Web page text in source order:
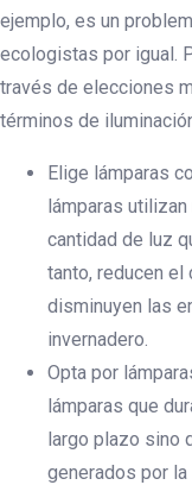
ejemplo, es un
ecologistas por igual.
través de elecciones
términos de
Elige lámparas
lámparas
cantidad de luz
tanto, reducen el
disminuyen las
invernadero.
Opta por
lámparas que
largo plazo sino
generados por